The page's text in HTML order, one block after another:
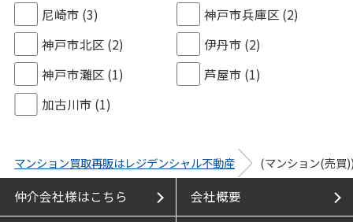
尼崎市 (3) 神戸市兵庫区 (2)
神戸市北区 (2) 伊丹市 (2)
神戸市灘区 (1) 芦屋市 (1)
加古川市 (1)
マンション買取再販はレジデンシャル不動産 (マンション(売買
仲介会社様はこちら 会社概要